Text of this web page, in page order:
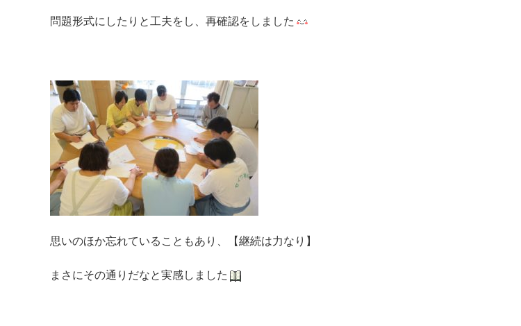
問題形式にしたりと工夫をし、再確認をしました
思いのほか忘れていることもあり、【継続は力なり】
まさにその通りだなと実感しました